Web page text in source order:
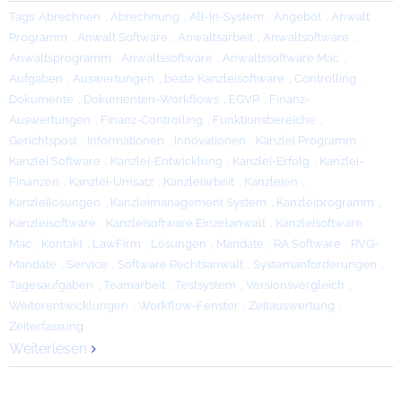
Tags: Abrechnen , Abrechnung , All-In-System , Angebot , Anwalt
Programm , Anwalt Software , Anwaltsarbeit , Anwaltsoftware ,
Anwaltsprogramm , Anwaltssoftware , Anwaltssoftware Mac ,
Aufgaben , Auswertungen , beste Kanzleisoftware , Controlling ,
Dokumente , Dokumenten-Workflows , EGVP , Finanz-
Auswertungen , Finanz-Controlling , Funktionsbereiche ,
Gerichtspost , Informationen , Innovationen , Kanzlei Programm ,
Kanzlei Software , Kanzlei-Entwicklung , Kanzlei-Erfolg , Kanzlei-
Finanzen , Kanzlei-Umsatz , Kanzleiarbeit , Kanzleien ,
Kanzleilösungen , Kanzleimanagement System , Kanzleiprogramm ,
Kanzleisoftware , Kanzleisoftware Einzelanwalt , Kanzleisoftware
Mac , Kontakt , LawFirm , Lösungen , Mandate , RA Software , RVG-
Mandate , Service , Software Rechtsanwalt , Systemanforderungen ,
Tagesaufgaben , Teamarbeit , Testsystem , Versionsvergleich ,
Weiterentwicklungen , Workflow-Fenster , Zeitauswertung ,
Zeiterfassung
Weiterlesen